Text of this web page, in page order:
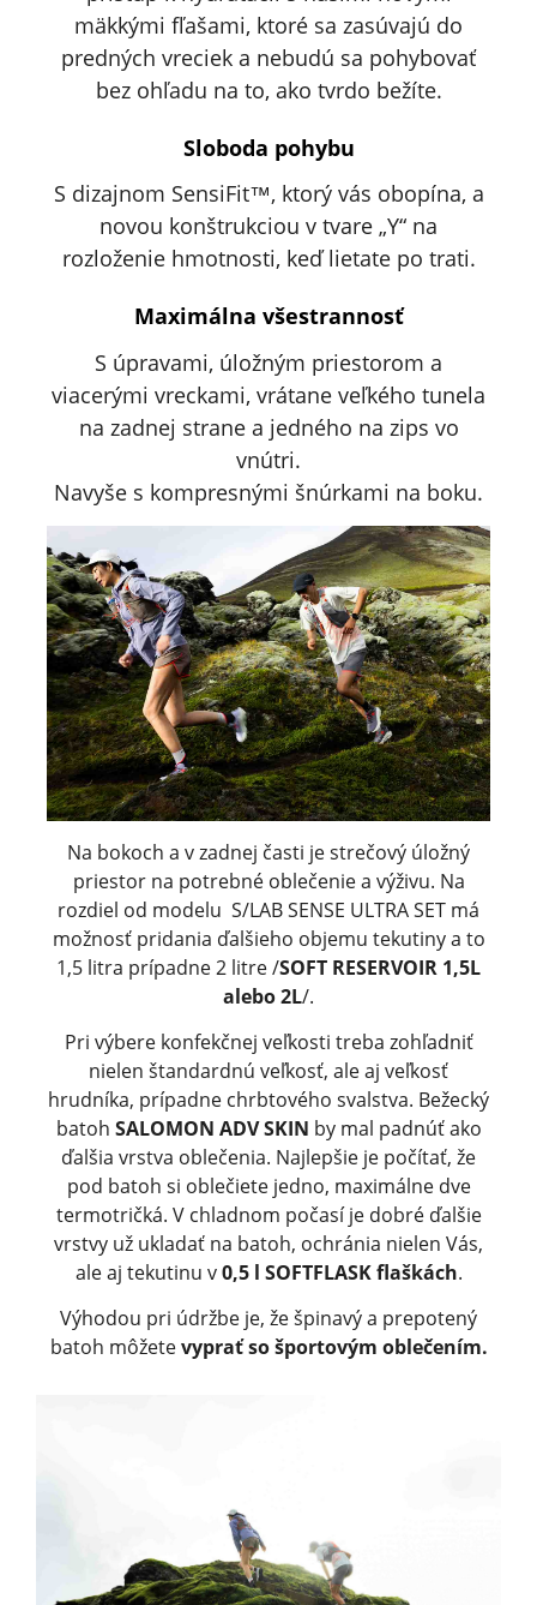
mäkkými fľašami, ktoré sa zasúvajú do
predných vreciek a nebudú sa pohybovať
bez ohľadu na to, ako tvrdo bežíte.
Sloboda pohybu
S dizajnom SensiFit™, ktorý vás obopína, a
novou konštrukciou v tvare „Y“ na
rozloženie hmotnosti, keď lietate po trati.
Maximálna všestrannosť
S úpravami, úložným priestorom a
viacerými vreckami, vrátane veľkého tunela
na zadnej strane a jedného na zips vo
vnútri.
Navyše s kompresnými šnúrkami na boku.
Na bokoch a v zadnej časti je strečový úložný
priestor na potrebné oblečenie a výživu. Na
rozdiel od modelu S/LAB SENSE ULTRA SET má
možnosť pridania ďalšieho objemu tekutiny a to
1,5 litra prípadne 2 litre /SOFT RESERVOIR 1,5L
alebo 2L/.
Pri výbere konfekčnej veľkosti treba zohľadniť
nielen štandardnú veľkosť, ale aj veľkosť
hrudníka, prípadne chrbtového svalstva. Bežecký
batoh SALOMON ADV SKIN by mal padnúť ako
ďalšia vrstva oblečenia. Najlepšie je počítať, že
pod batoh si oblečiete jedno, maximálne dve
termotričká. V chladnom počasí je dobré ďalšie
vrstvy už ukladať na batoh, ochránia nielen Vás,
ale aj tekutinu v0,5 l SOFTFLASK flaškách.
Výhodou pri údržbe je, že špinavý a prepotený
batoh môžetevyprať so športovým oblečením.